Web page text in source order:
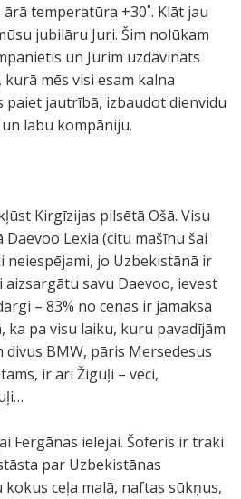
temperatūra +30˚. Klāt jau
jubilāru Juri. Šim nolūkam
un Jurim uzdāvināts
mēs visi esam kalna
paiet jautrībā, izbaudot dienvidu
labu kompāniju.
Kirgīzijas pilsētā Ošā. Visu
Lexia (citu mašīnu šai
jo Uzbekistānā ir
savu Daevoo, ievest
– 83% no cenas ir jāmaksā
ka pa visu laiku, kuru pavadījām
divus BMW, pāris Mersedesus
ir ari Žiguļi – veci,
Fergānas ielejai. Šoferis ir traki
par Uzbekistānas
ceļa malā, naftas sūkņus,